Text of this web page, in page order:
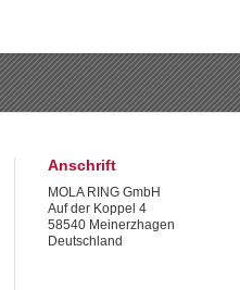
Anschrift
MOLA RING GmbH
Auf der Koppel 4
58540 Meinerzhagen
Deutschland